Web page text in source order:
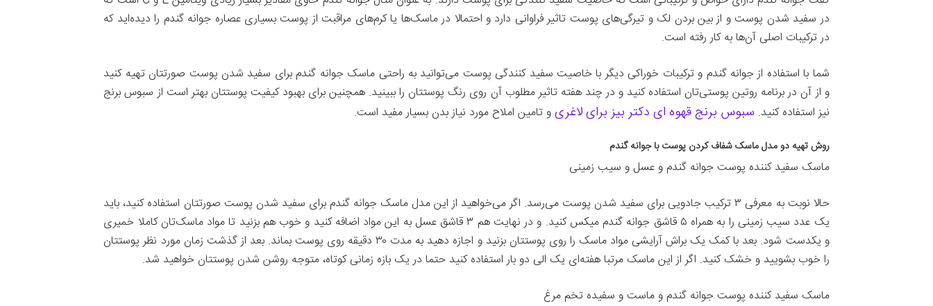
در سفید شدن پوست و از بین بردن لک و تیرگی‌های پوست تاثیر فراوانی دارد و احتمالا در ماسک‌ها یا کرم‌های مراقبت از پوست بسیاری عصاره جوانه گندم را دیده‌اید که
در ترکیبات اصلی آن‌ها به کار رفته است.
شما با استفاده از جوانه گندم و ترکیبات خوراکی دیگر با خاصیت سفید کنندگی پوست می‌توانید به راحتی ماسک جوانه گندم برای سفید شدن پوست صورتتان تهیه کنید
و از آن در برنامه روتین پوستی‌تان استفاده کنید و در چند هفته تاثیر مطلوب آن روی رنگ پوستتان را ببینید. همچنین برای بهبود کیفیت پوستتان بهتر است از سبوس برنج
نیز استفاده کنید. سبوس برنج قهوه ای دکتر بیز برای لاغریو تامین املاح مورد نیاز بدن بسیار مفید است.
روش تهیه دو مدل ماسک شفاف کردن پوست با جوانه گندم
ماسک سفید کننده پوست جوانه گندم و عسل و سیب زمینی
حالا نوبت به معرفی ۳ ترکیب جادویی برای سفید شدن پوست می‌رسد. اگر می‌خواهید از این مدل ماسک جوانه گندم برای سفید شدن پوست صورتتان استفاده کنید، باید
یک عدد سیب زمینی را به همراه ۵ قاشق جوانه گندم میکس کنید. و در نهایت هم ۳ قاشق عسل به این مواد اضافه کنید و خوب هم بزنید تا مواد ماسک‌تان کاملا خمیری
و یکدست شود. بعد با کمک یک براش آرایشی مواد ماسک را روی پوستتان بزنید و اجازه دهید به مدت ۳۰ دقیقه روی پوست بماند. بعد از گذشت زمان مورد نظر پوستتان
را خوب بشویید و خشک کنید. اگر از این ماسک مرتبا هفته‌ای یک الی دو بار استفاده کنید حتما در یک بازه زمانی کوتاه، متوجه روشن شدن پوستتان خواهید شد.
ماسک سفید کننده پوست جوانه گندم و ماست و سفیده تخم مرغ